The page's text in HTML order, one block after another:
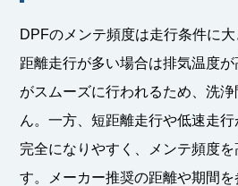
DPFのメンテ頻度は走行条件に
距離走行が多い場合は排気温度
がスムーズに行われるため、洗
ん。一方、短距離走行や低速走
完全になりやすく、メンテ頻度を
す。メーカー推奨の距離や期間